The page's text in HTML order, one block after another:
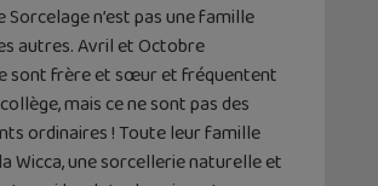
Sorcelage n’est pas une famille
autres. Avril et Octobre
sont frère et sœur et fréquentent
mais ce ne sont pas des
ordinaires ! Toute leur famille
Wicca, une sorcellerie naturelle et